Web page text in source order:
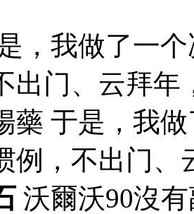
，我做了一
出门、云拜
藥 于是，我
例，不出门、
沃爾沃90沒